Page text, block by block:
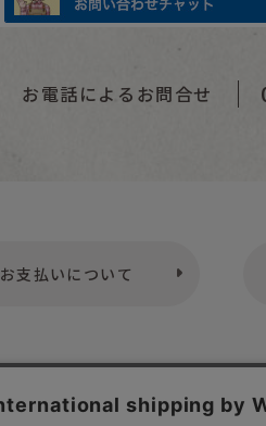
お電話によるお問合せ
お支払いについて